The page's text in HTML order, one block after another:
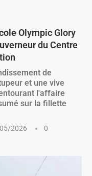
Olympic Glory
du Centre
de
et une vive
l'affaire
sur la fillette
2026
0